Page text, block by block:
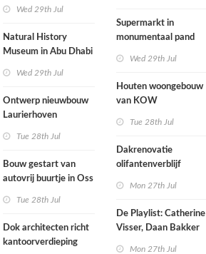
huis
Wed 29th Jul
Natural History
Museum in Abu Dhabi
Wed 29th Jul
Ontwerp nieuwbouw
Laurierhoven
Tue 28th Jul
Bouw gestart van
autovrij buurtje in Oss
Tue 28th Jul
Dok architecten richt
kantoorverdieping
Supermarkt in
monumentaal pand
Wed 29th Jul
Houten woongebouw
van KOW
herontwikkeling
ziekenhuisterrein
Tue 28th Jul
Dakrenovatie
olifantenverblijf
Mon 27th Jul
De Playlist: Catherine
Visser, Daan Bakker
Mon 27th Jul